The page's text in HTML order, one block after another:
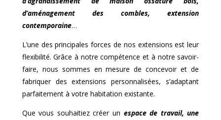
d’aménagement des combles, extension
contemporaine…
L’une des principales forces de nos extensions est leur
flexibilité. Grâce à notre compétence et à notre savoir-
faire, nous sommes en mesure de concevoir et de
fabriquer des extensions personnalisées, s’adaptant
parfaitement à votre habitation existante.
Que vous souhaitiez créer un espace de travail, une